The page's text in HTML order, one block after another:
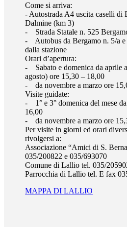
Come si arriva:
- Autostrada A4 uscita caselli di
Dalmine (km 3)
- Strada Statale n. 525
- Autobus da Bergamo n. 5/a
dalla stazione
Orari d’apertura:
- Sabato e domenica da aprile
agosto) ore 15,30 – 18,00
- da novembre a marzo ore
Visite guidate:
- 1° e 3° domenica del mese
16,00
- da novembre a marzo ore
Per visite in giorni ed orari
rivolgersi a:
Associazione “Amici di S.
035/200822 e 035/693070
Comune di Lallio tel. 035/
Parrocchia di Lallio tel. E fax
MAPPA DI LALLIO